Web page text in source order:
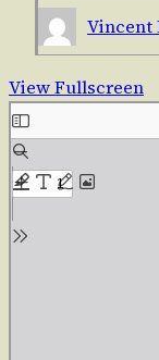
Vincent
View Fullscreen